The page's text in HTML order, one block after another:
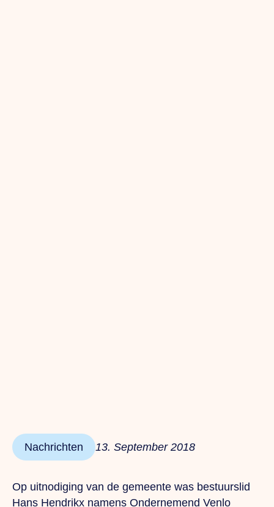
Nachrichten 13. September 2018
Op uitnodiging van de gemeente was bestuurslid
Hans Hendrikx namens Ondernemend Venlo